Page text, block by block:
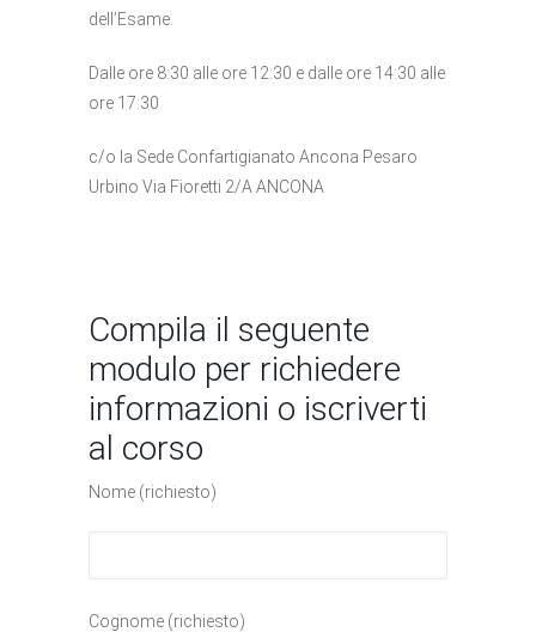
dell’Esame.
Dalle ore 8:30 alle ore 12:30 e dalle ore 14:30 alle
ore 17:30
c/o la Sede Confartigianato Ancona Pesaro
Urbino Via Fioretti 2/A ANCONA
Compila il seguente
modulo per richiedere
informazioni o iscriverti
al corso
Nome (richiesto)
Cognome (richiesto)